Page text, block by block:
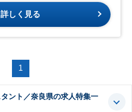
詳しく見る
1
ント／奈良県の求人特集一